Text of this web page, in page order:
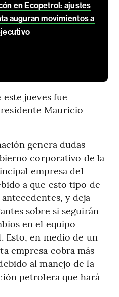
en Ecopetrol: ajustes
auguran movimientos a
este jueves fue
Mauricio
genera dudas
corporativo de la
empresa del
a que esto tipo de
y deja
sobre si seguirán
en el equipo
en medio de un
empresa cobra más
al manejo de la
petrolera que hará